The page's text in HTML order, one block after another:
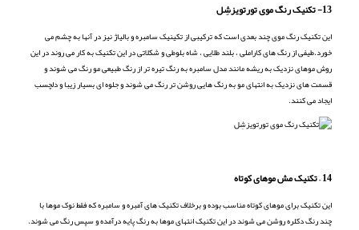
13- تکنیک رنگ موی تورتویزشِل
این تکنیک رنگ موی چند بعدی است که ترکیبی از تکینیک سامبره و بالیاژ نیز در آنها به چشم می
خورد.طیفی از رنگ های کاراملی ، بلند طلایی ، شاه بلوطی و شکلاتی در این تکنیک به کار می روند در این
روش موهای نزدیک به ریشه مانند مدل سامبره به رنگ تیره تر از رنگ طبیعی مو رنگ می شوند و
قسمت های نزدیک به انتهای مو به رنگ هایی روشن تر رنگ می شوند و جلوه ای بسیار زیبا و دلچسب
ایجاد می کنند.
14 – تکنیک مش موهای کوتاه
این تکنیک برای موهای کوتاه مناسب بوده و برخلاف تکنیک های آمبره و سامبره که فقط نوک موها با
چند رنگ دکلره روشن می شوند در این تکنیک انتهای موها به رنگ پایه درآمده و سپس رنگ می شوند.